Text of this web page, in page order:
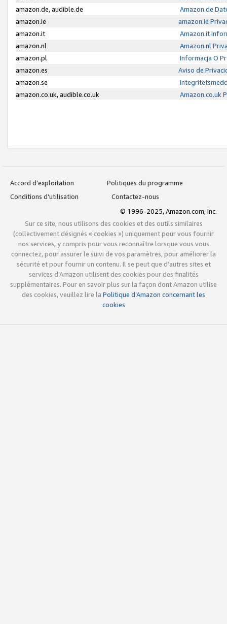
amazon.de, audible.de
Amazon.de
amazon.ie
amazon.ie
amazon.it
Amazon.it
amazon.nl
Amazon.nl
amazon.pl
Informacja O
amazon.es
Aviso de
amazon.se
amazon.co.uk, audible.co.uk
Amazon.co.uk
Accord d’exploitation
Politiques du programme
Conditions d’utilisation
Contactez-nous
© 1996-2025, Amazon.com, Inc.
Sur ce site, nous utilisons des cookies et des outils similaires
(collectivement désignés « cookies ») uniquement pour vous fournir
nos services, y compris pour vous reconnaître lorsque vous vous
connectez, pour assurer le suivi de vos paramètres, pour améliorer la
sécurité et pour fournir un contenu. Il se peut que d’autres sites et
services d’Amazon utilisent des cookies pour des finalités
supplémentaires. Pour en savoir plus sur la façon dont Amazon utilise
des cookies, veuillez lire la Politique d’Amazon concernant les
cookies